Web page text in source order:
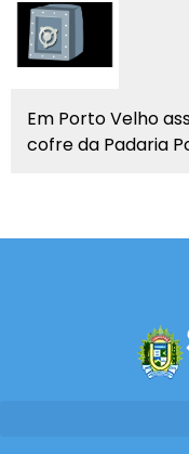
Em Porto Velho
cofre da Padaria